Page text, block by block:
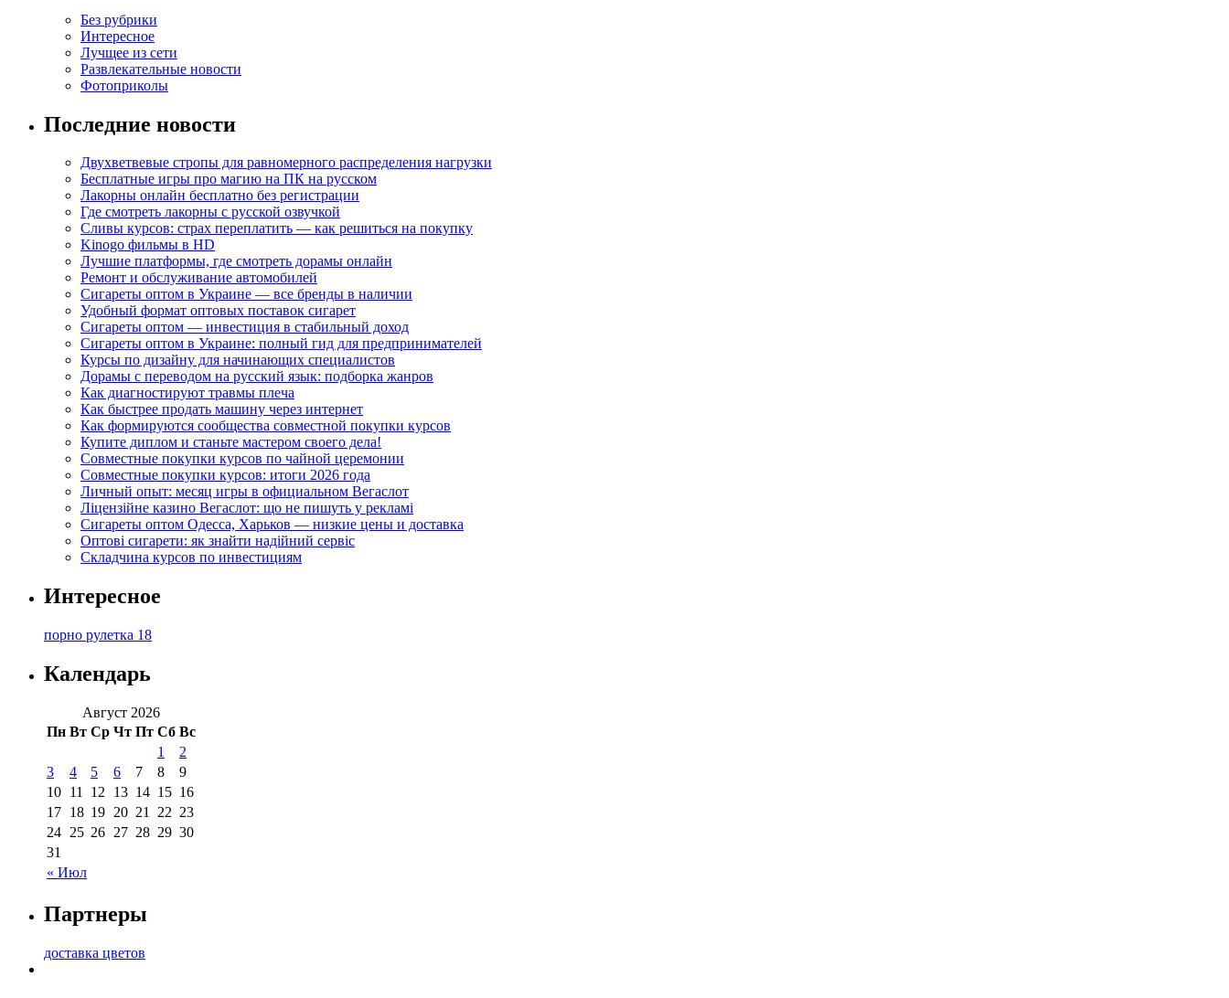
Без рубрики
Интересное
Лучщее из сети
Развлекательные новости
Фотоприколы
Последние новости
Двухветвевые стропы для равномерного распределения нагрузки
Бесплатные игры про магию на ПК на русском
Лакорны онлайн бесплатно без регистрации
Где смотреть лакорны с русской озвучкой
Сливы курсов: страх переплатить — как решиться на покупку
Kinogo фильмы в HD
Лучшие платформы, где смотреть дорамы онлайн
Ремонт и обслуживание автомобилей
Сигареты оптом в Украине — все бренды в наличии
Удобный формат оптовых поставок сигарет
Сигареты оптом — инвестиция в стабильный доход
Сигареты оптом в Украине: полный гид для предпринимателей
Курсы по дизайну для начинающих специалистов
Дорамы с переводом на русский язык: подборка жанров
Как диагностируют травмы плеча
Как быстрее продать машину через интернет
Как формируются сообщества совместной покупки курсов
Купите диплом и станьте мастером своего дела!
Совместные покупки курсов по чайной церемонии
Совместные покупки курсов: итоги 2026 года
Личный опыт: месяц игры в официальном Вегаслот
Ліцензійне казино Вегаслот: що не пишуть у рекламі
Сигареты оптом Одесса, Харьков — низкие цены и доставка
Оптові сигарети: як знайти надійний сервіс
Складчина курсов по инвестициям
Интересное
порно рулетка 18
Календарь
Август 2026
Пн Вт Ср Чт Пт Сб Вс
« Июл
1
2
3
4 5 6 7 8
9
10 11 12 13 14 15 16
17 18 19 20 21 22 23
24 25 26 27 28 29 30
31
Партнеры
доставка цветов